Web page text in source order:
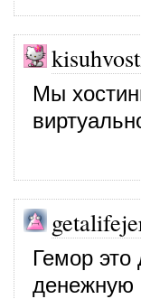
Мы
Гемор это
денежную